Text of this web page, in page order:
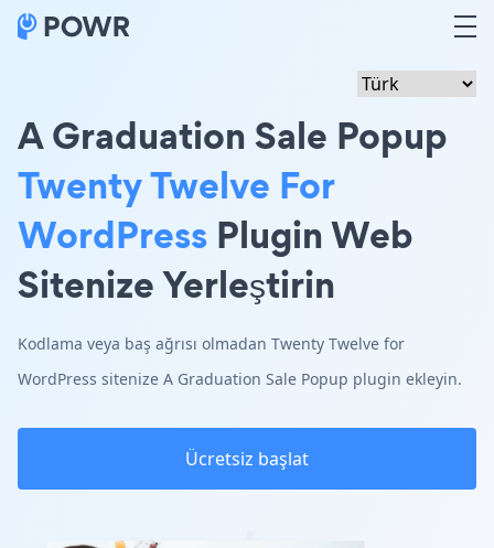
A Graduation Sale Popup
Twenty Twelve For
WordPress Plugin Web
Sitenize Yerleştirin
Kodlama veya baş ağrısı olmadan Twenty Twelve for
WordPress sitenize A Graduation Sale Popup plugin ekleyin.
Ücretsiz başlat